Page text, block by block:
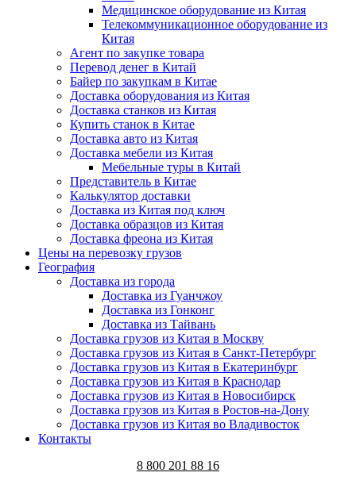
Медицинское оборудование из Китая
Телекоммуникационное оборудование из
Китая
Агент по закупке товара
Перевод денег в Китай
Байер по закупкам в Китае
Доставка оборудования из Китая
Доставка станков из Китая
Купить станок в Китае
Доставка авто из Китая
Доставка мебели из Китая
Мебельные туры в Китай
Представитель в Китае
Калькулятор доставки
Доставка из Китая под ключ
Доставка образцов из Китая
Доставка фреона из Китая
Цены на перевозку грузов
География
Доставка из города
Доставка из Гуанчжоу
Доставка из Гонконг
Доставка из Тайвань
Доставка грузов из Китая в Москву
Доставка грузов из Китая в Санкт-Петербург
Доставка грузов из Китая в Екатеринбург
Доставка грузов из Китая в Краснодар
Доставка грузов из Китая в Новосибирск
Доставка грузов из Китая в Ростов-на-Дону
Доставка грузов из Китая во Владивосток
Контакты
8 800 201 88 16